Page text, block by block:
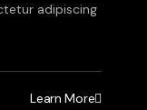
adipiscing
Learn More